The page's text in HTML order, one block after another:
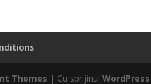
Themes | Cu sprijinulWordPress